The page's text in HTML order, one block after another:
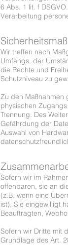
6 Abs. 1 lit. f
Verarbeitung
Wir treffen nach
Umfangs, der
die Rechte und
Schutzniveau zu
Zu den Maßnahmen
physischen
Trennung. Des
Gefährdung der
Auswahl von
Sofern wir im
offenbaren, sie an
(z.B. wenn eine
ist), Sie eingewilligt
Beauftragten,
Sofern wir Dritte mit
Grundlage des Art.